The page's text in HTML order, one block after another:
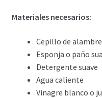
Materiales necesarios:
Cepillo de alambre
Esponja o paño
Detergente suave
Agua caliente
Vinagre blanco o